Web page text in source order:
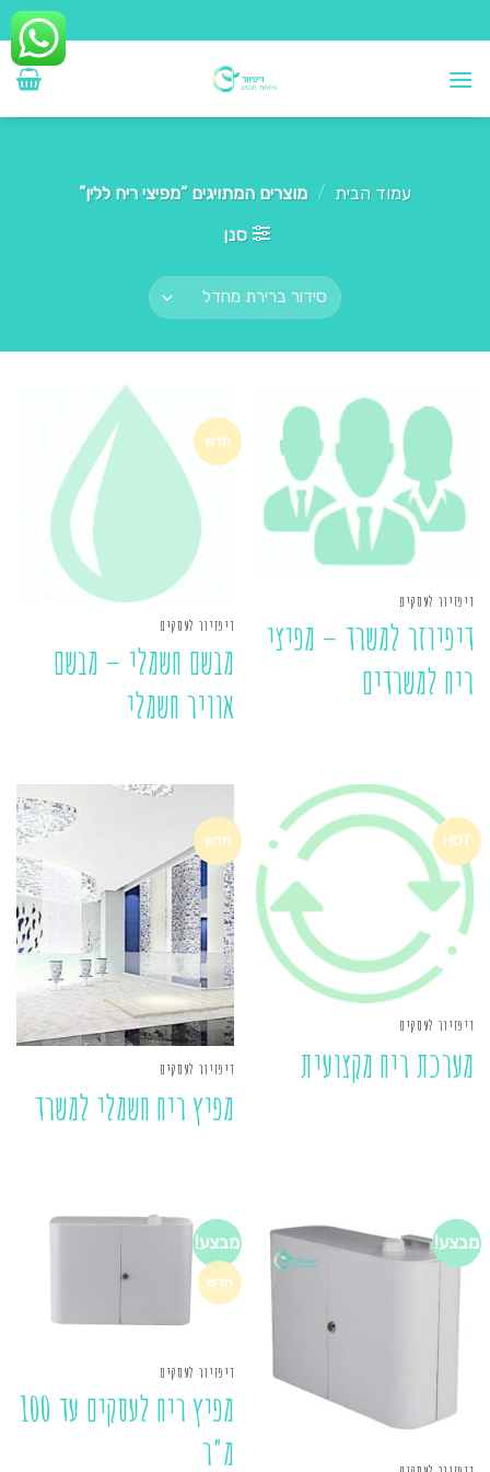
to
content
עמוד הבית / מוצרים המתויגים “מפיצי ריח ללין”
סנן
דיפזיור לעסקים
דיפיוזר למשרד – מפיצי
ריח למשרדים
חדש
דיפזיור לעסקים
מבשם חשמלי – מבשם
אוויר חשמלי
HOT
דיפזיור לעסקים
מערכת ריח מקצועית
חדש
דיפזיור לעסקים
מפיץ ריח חשמלי למשרד
מבצע! מבצע!
חדש
דיפזיור לעסקים
מפיץ ריח לעסקים עד 100
מ"ר